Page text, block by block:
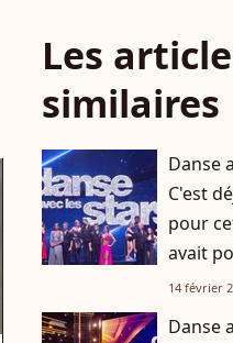
Les
similaires
Danse
C'est
pour
avait
14 février
Danse